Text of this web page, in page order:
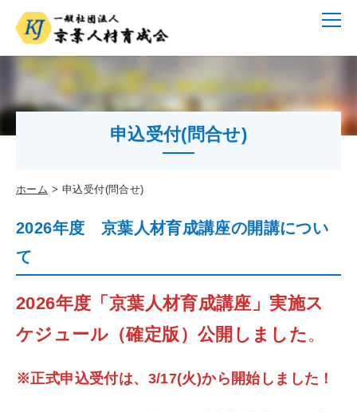
申込受付(問合せ)
ホーム 申込受付(問合せ)
2026年度 京葉人材育成講座の開講につい
て
2026年度「京葉人材育成講座」実施ス
ケジュール（確定版）公開しました 。
※正式申込受付は、3/17(火)から開始しました！